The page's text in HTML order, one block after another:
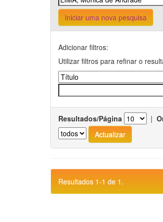
Iniciar uma nova pesquisa
Adicionar filtros:
Utilizar filtros para refinar o
Resultados/Página |
Resultados 1-1 de 1.